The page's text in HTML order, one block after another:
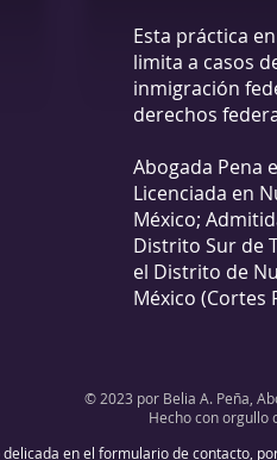
Esta práctica
limita a casos
inmigración
derechos
Abogada Pena
Licenciada en
México;
Distrito Sur de
el Distrito de
México (Cortes
© 2023 por Belia A. Peña,
Hecho con orgullo
en el formulario de contacto,